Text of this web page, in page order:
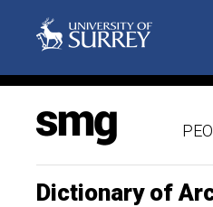
Dictionary of
уничтожение
упитанный
упорствовать
упрекать